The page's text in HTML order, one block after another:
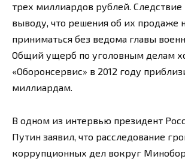
трех миллиардов рублей.
выводу, что решения об их продаже
приниматься без ведома главы
Общий ущерб по уголовным делам
«Оборонсервис» в 2012 году
миллиардам.
В одном из интервью президент
Путин заявил, что расследование
коррупционных дел вокруг